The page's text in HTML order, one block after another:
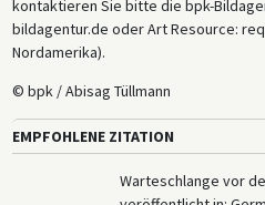
kontaktieren Sie bitte die bpk-
bildagentur.de oder Art Resource:
Nordamerika).
© bpk / Abisag Tüllmann
EMPFOHLENE ZITATION
Warteschlange vor